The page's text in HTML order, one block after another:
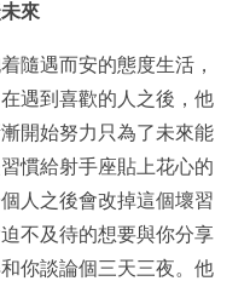
來
隨遇而安的態度生活，
遇到喜歡的人之後，他
開始努力只為了未來能
慣給射手座貼上花心的
人之後會改掉這個壞習
不及待的想要與你分享
你談論個三天三夜。他